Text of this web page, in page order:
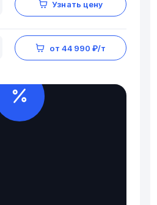
Узнать цену
от 44 990 ₽/т